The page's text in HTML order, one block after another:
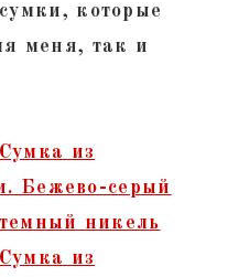
которые
меня, так и